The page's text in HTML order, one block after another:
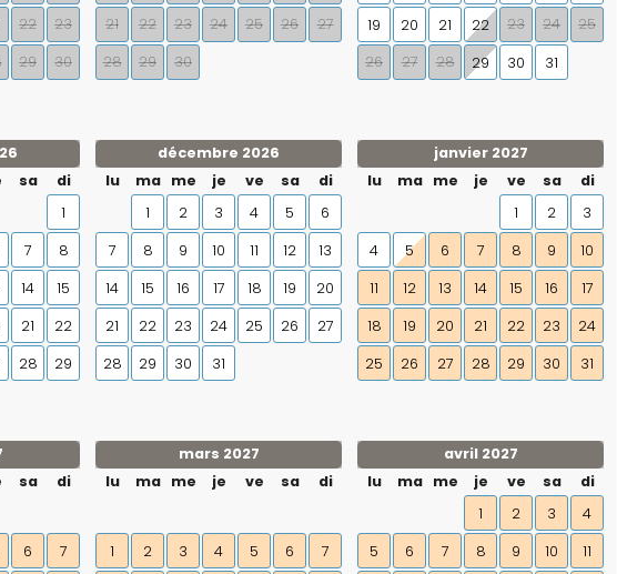
22
23
29
30
21
22 23 24 25 26
27
28
29 30
19
20 21 22 23 24
25
26
27 28 29 30 31
sa
di
1
7
8
14
15
21
22
28
29
décembre 2026
lu
ma me je ve sa
di
1
2 3 4 5
6
7
8 9 10 11 12
13
14
15 16 17 18 19
20
21
22 23 24 25 26
27
28
29 30 31
janvier 2027
lu
ma me je ve sa
di
1
2
3
4
5 6 7 8 9
10
11
12 13 14 15 16
17
18
19 20 21 22 23
24
25
26 27 28 29 30 31
sa di
6
7
mars 2027
lu
ma me je ve sa di
1 2 3 4 5 6
7
avril 2027
lu
ma me je ve sa
di
1
2 3
4
5
6 7 8 9 10
11